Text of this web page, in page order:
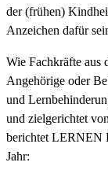
der (frühen)
Anzeichen dafür
Wie Fachkräfte aus
Angehörige oder
und
und zielgerichtet
berichtet LERNEN
Jahr: